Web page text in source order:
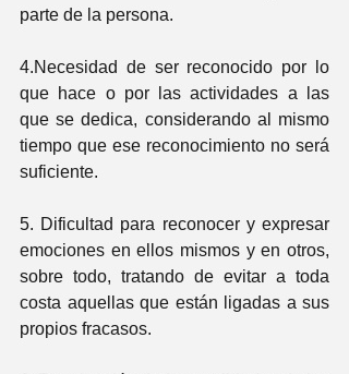
parte de la persona.
4.Necesidad de ser reconocido por lo
que hace o por las actividades a las
que se dedica, considerando al mismo
tiempo que ese reconocimiento no será
suficiente.
5. Dificultad para reconocer y expresar
emociones en ellos mismos y en otros,
sobre todo, tratando de evitar a toda
costa aquellas que están ligadas a sus
propios fracasos.